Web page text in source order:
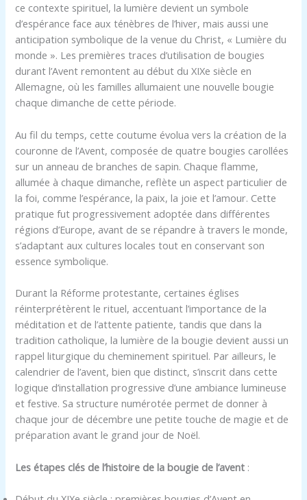
ce contexte spirituel, la lumière devient un symbole
d’espérance face aux ténèbres de l’hiver, mais aussi une
anticipation symbolique de la venue du Christ, « Lumière du
monde ». Les premières traces d’utilisation de bougies
durant l’Avent remontent au début du XIXe siècle en
Allemagne, où les familles allumaient une nouvelle bougie
chaque dimanche de cette période.
Au fil du temps, cette coutume évolua vers la création de la
couronne de l’Avent, composée de quatre bougies carollées
sur un anneau de branches de sapin. Chaque flamme,
allumée à chaque dimanche, reflète un aspect particulier de
la foi, comme l’espérance, la paix, la joie et l’amour. Cette
pratique fut progressivement adoptée dans différentes
régions d’Europe, avant de se répandre à travers le monde,
s’adaptant aux cultures locales tout en conservant son
essence symbolique.
Durant la Réforme protestante, certaines églises
réinterprétèrent le rituel, accentuant l’importance de la
méditation et de l’attente patiente, tandis que dans la
tradition catholique, la lumière de la bougie devient aussi un
rappel liturgique du cheminement spirituel. Par ailleurs, le
calendrier de l’avent, bien que distinct, s’inscrit dans cette
logique d’installation progressive d’une ambiance lumineuse
et festive. Sa structure numérotée permet de donner à
chaque jour de décembre une petite touche de magie et de
préparation avant le grand jour de Noël.
Les étapes clés de l’histoire de la bougie de l’avent :